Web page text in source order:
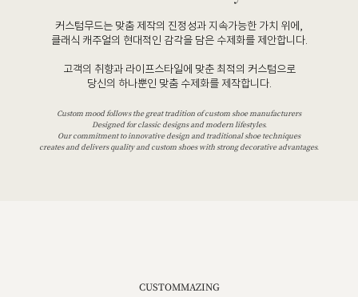
커스텀무드는 맞춤 제작의 진정성과 지속가능한 가치 위에,
클래식 캐주얼의 현대적인 감각을 담은 수제화를 제안합니다.
고객의 취향과 라이프스타일에 맞춘 최적의 커스텀으로
당신의 하나뿐인 맞춤 수제화를 제작합니다.
Custom mood follows the great tradition of custom shoe manufacturers
Designed for classic designs and modern lifestyles.
Our commitment to innovative design and traditional shoe techniques
creates and delivers quality and custom shoes with strong decorative advantages.
CUSTOMMAZING